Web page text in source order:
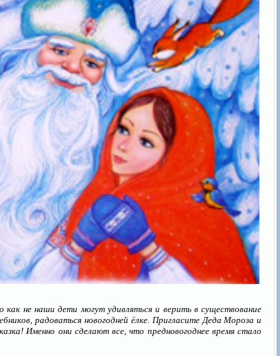
как не наши дети могут удивляться и верить в существование
радоваться новогодней ёлке. Пригласите Деда Мороза и
Именно они сделают все, что предновогоднее время стало
Создание и администрирование сайтов для некоммерческого